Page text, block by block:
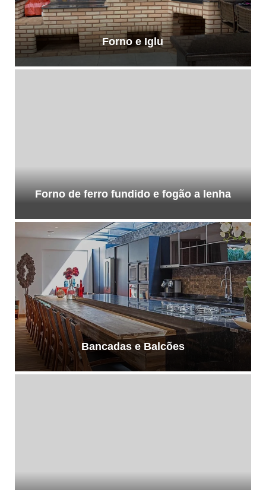
Forno e Iglu
Forno de ferro fundido e fogão a lenha
Bancadas e Balcões